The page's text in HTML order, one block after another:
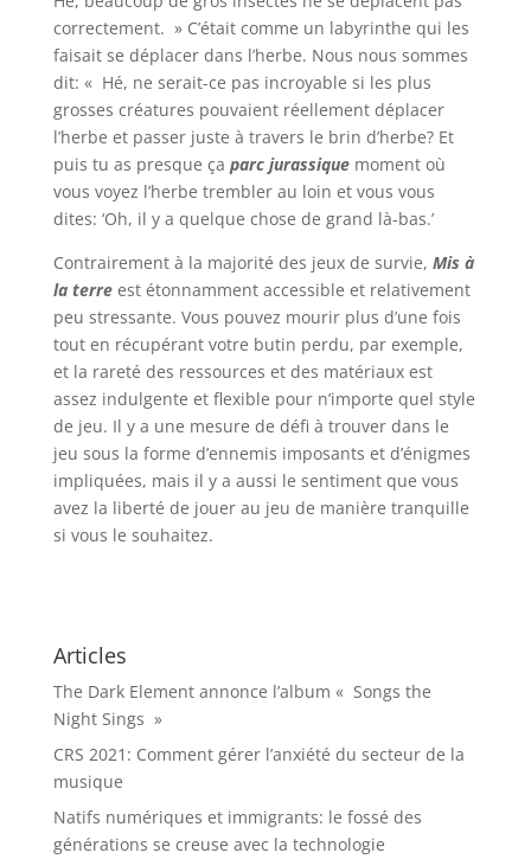
correctement. » C’était comme un labyrinthe qui les
faisait se déplacer dans l’herbe. Nous nous sommes
dit: « Hé, ne serait-ce pas incroyable si les plus
grosses créatures pouvaient réellement déplacer
l’herbe et passer juste à travers le brin d’herbe? Et
puis tu as presque ça parc jurassiquemoment où
vous voyez l’herbe trembler au loin et vous vous
dites: ‘Oh, il y a quelque chose de grand là-bas.’
Contrairement à la majorité des jeux de survie, Mis à
la terreest étonnamment accessible et relativement
peu stressante. Vous pouvez mourir plus d’une fois
tout en récupérant votre butin perdu, par exemple,
et la rareté des ressources et des matériaux est
assez indulgente et flexible pour n’importe quel style
de jeu. Il y a une mesure de défi à trouver dans le
jeu sous la forme d’ennemis imposants et d’énigmes
impliquées, mais il y a aussi le sentiment que vous
avez la liberté de jouer au jeu de manière tranquille
si vous le souhaitez.
Articles
The Dark Element annonce l’album « Songs the
Night Sings »
CRS 2021: Comment gérer l’anxiété du secteur de la
musique
Natifs numériques et immigrants: le fossé des
générations se creuse avec la technologie